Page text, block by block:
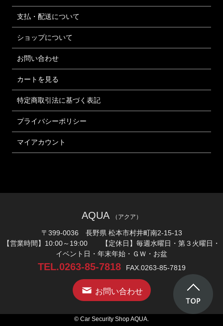
支払・配送について
ショップについて
お問い合わせ
カートを見る
特定商取引法に基づく表記
プライバシーポリシー
マイアカウント
AQUA （アクア）
〒399-0036 長野県 松本市村井町南2-15-13
【営業時間】10:00～19:00 【定休日】毎週水曜日・第３火曜日・
イベント日・年末年始・ＧＷ・お盆
TEL.0263-85-7818 FAX.0263-85-7819
お問い合わせ
© Car Security Shop AQUA.